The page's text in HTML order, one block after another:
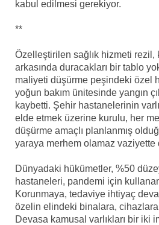
kabul edilmesi gerekiyor.
**
Özelleştirilen sağlık hizmeti rezil,
arkasında duracakları bir tablo
maliyeti düşürme peşindeki özel
yoğun bakım ünitesinde yangın
kaybetti. Şehir hastanelerinin
elde etmek üzerine kurulu, her
düşürme amaçlı planlanmış
yaraya merhem olamaz vaziyette
Dünyadaki hükümetler, %50
hastaneleri, pandemi için
Korunmaya, tedaviye ihtiyaç
özelin elindeki binalara, cihazlara
Devasa kamusal varlıkları bir iki